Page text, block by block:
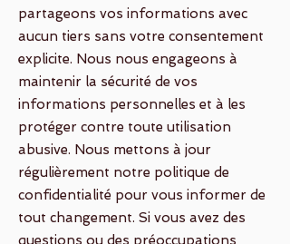
partageons vos informations avec
aucun tiers sans votre consentement
explicite. Nous nous engageons à
maintenir la sécurité de vos
informations personnelles et à les
protéger contre toute utilisation
abusive. Nous mettons à jour
régulièrement notre politique de
confidentialité pour vous informer de
tout changement. Si vous avez des
questions ou des préoccupations